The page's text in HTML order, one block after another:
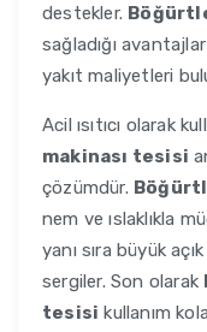
destekler.
sağladığı
yakıt maliyetleri
Acil ısıtıcı olarak
makinası tesisi
çözümdür.
nem ve ıslaklıkla
yanı sıra büyük
sergiler. Son olarak
tesisi kullanım